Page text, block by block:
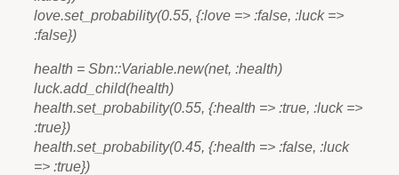
love.set_probability(0.55, {:love => :false, :luck =>
:false})
health = Sbn::Variable.new(net, :health)
luck.add_child(health)
health.set_probability(0.55, {:health => :true, :luck =>
:true})
health.set_probability(0.45, {:health => :false, :luck
=> :true})